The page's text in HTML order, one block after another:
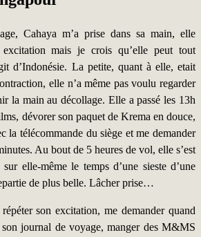
Cahaya m’a prise dans sa main, elle
mais je crois qu’elle peut tout
d’Indonésie. La petite, quant à elle, etait
elle n’a même pas voulu regarder
la main au décollage. Elle a passé les 13h
dévorer son paquet de Krema en douce,
la télécommande du siège et me demander
Au bout de 5 heures de vol, elle s’est
elle-même le temps d’une sieste d’une
de plus belle. Lâcher prise…
son excitation, me demander quand
journal de voyage, manger des M&MS